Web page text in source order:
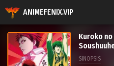
ANIMEFENIX.VIP
Kuroko
SINOPSIS